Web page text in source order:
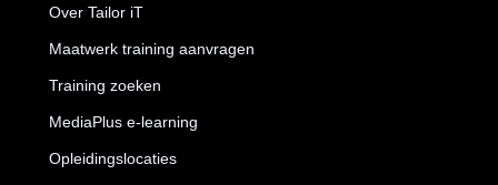
Over Tailor iT
Maatwerk training aanvragen
Training zoeken
MediaPlus e-learning
Opleidingslocaties